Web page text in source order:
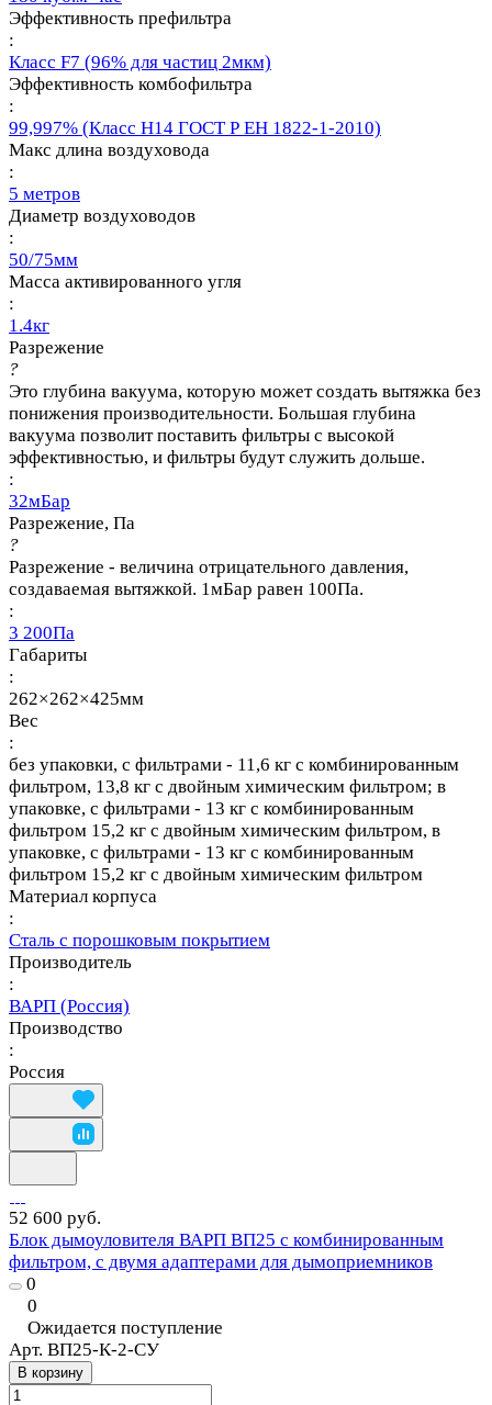
Эффективность префильтра
:
Класс F7 (96% для частиц 2мкм)
Эффективность комбофильтра
:
99,997% (Класс Н14 ГОСТ Р ЕН 1822-1-2010)
Макс длина воздуховода
:
5 метров
Диаметр воздуховодов
:
50/75мм
Масса активированного угля
:
1.4кг
Разрежение
?
Это глубина вакуума, которую может создать вытяжка без
понижения производительности. Большая глубина
вакуума позволит поставить фильтры с высокой
эффективностью, и фильтры будут служить дольше.
:
32мБар
Разрежение, Па
?
Разрежение - величина отрицательного давления,
создаваемая вытяжкой. 1мБар равен 100Па.
:
3 200Па
Габариты
:
262×262×425мм
Вес
:
без упаковки, с фильтрами - 11,6 кг с комбинированным
фильтром, 13,8 кг с двойным химическим фильтром; в
упаковке, с фильтрами - 13 кг с комбинированным
фильтром 15,2 кг с двойным химическим фильтром, в
упаковке, с фильтрами - 13 кг с комбинированным
фильтром 15,2 кг с двойным химическим фильтром
Материал корпуса
:
Сталь с порошковым покрытием
Производитель
:
ВАРП (Россия)
Производство
:
Россия
52 600 руб.
Блок дымоуловителя ВАРП ВП25 с комбинированным
фильтром, с двумя адаптерами для дымоприемников
0
0
Ожидается поступление
Арт. ВП25-К-2-СУ
В корзину